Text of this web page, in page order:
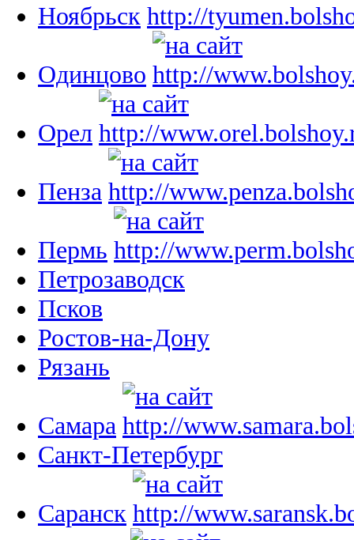
Ноябрьск
Одинцово
Орел
Пенза
Пермь
Петрозаводск
Псков
Ростов-на-Дону
Рязань
Самара
Санкт-Петербург
Саранск